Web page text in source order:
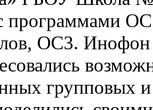
программами
ОС3. Инофон
групповых